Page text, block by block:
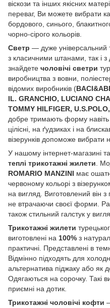
віскози та інших якісних
переваг, Ви можете вибрати
бордового, синього,
чорно-сірого кольорів.
Светр — дуже універсальний
з класичними штанами, так і
знайдете чоловічі светри
виробництва з вовни,
відомих виробників (
IL. GRANCHIO, LUCIANO
TOMMY HILFIGER,
добре тримають форму навіть
цілісні, на ґудзиках і на
візерунків допоможе вибрати
У нашому інтернет-магазині
теплі трикотажні жилети .
ROMARIO MANZINI має
червоному кольорі з
на вигляд. Виготовлений він з
не втрачаючи своєї форми.
також стильний галстук у
Трикотажні жилети
виготовлені на 100% з
практичні. Представлені в
Відмінно підходять для
альтернатива піджаку або як
Одягаються на сорочку. Такі
приємні на дотик.
Трикотажні чоловічі кофти